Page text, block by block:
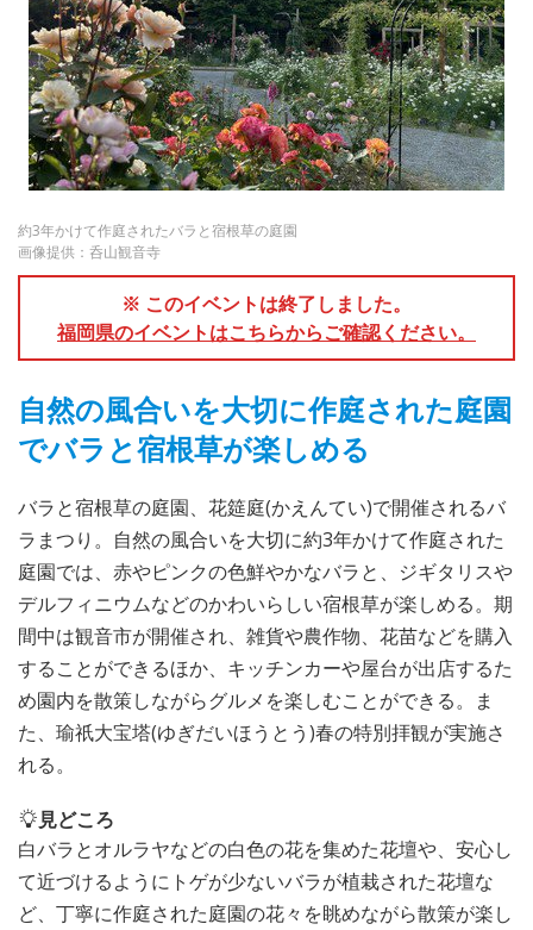
約3年かけて作庭されたバラと宿根草の庭園
画像提供：呑山観音寺
※ このイベントは終了しました。
福岡県のイベントはこちらからご確認ください。
自然の風合いを大切に作庭された庭園
でバラと宿根草が楽しめる
バラと宿根草の庭園、花筵庭(かえんてい)で開催されるバ
ラまつり。自然の風合いを大切に約3年かけて作庭された
庭園では、赤やピンクの色鮮やかなバラと、ジギタリスや
デルフィニウムなどのかわいらしい宿根草が楽しめる。期
間中は観音市が開催され、雑貨や農作物、花苗などを購入
することができるほか、キッチンカーや屋台が出店するた
め園内を散策しながらグルメを楽しむことができる。ま
た、瑜祇大宝塔(ゆぎだいほうとう)春の特別拝観が実施さ
れる。
見どころ
白バラとオルラヤなどの白色の花を集めた花壇や、安心し
て近づけるようにトゲが少ないバラが植栽された花壇な
ど、丁寧に作庭された庭園の花々を眺めながら散策が楽し